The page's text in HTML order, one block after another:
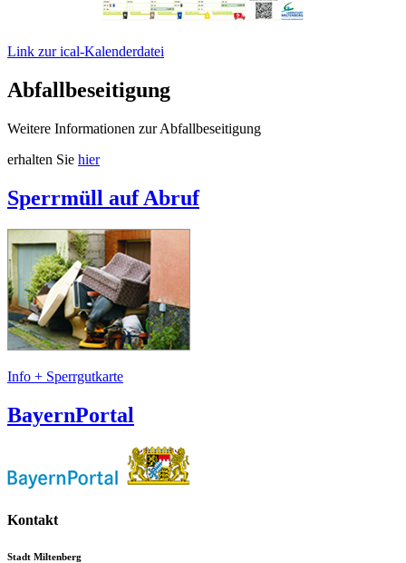
Link zur ical-Kalenderdatei
Abfallbeseitigung
Weitere Informationen zur Abfallbeseitigung
erhalten Sie hier
Sperrmüll auf Abruf
Info + Sperrgutkarte
BayernPortal
Kontakt
Stadt Miltenberg